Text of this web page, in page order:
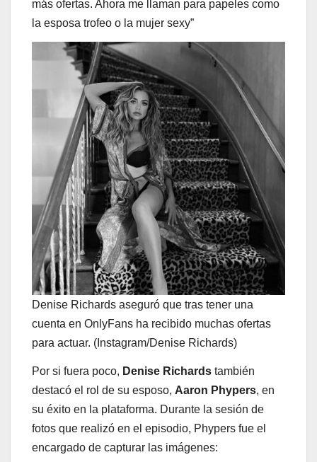
más ofertas. Ahora me llaman para papeles como
la esposa trofeo o la mujer sexy”
Denise Richards aseguró que tras tener una
cuenta en OnlyFans ha recibido muchas ofertas
para actuar. (Instagram/Denise Richards)
Por si fuera poco, Denise Richards también
destacó el rol de su esposo, Aaron Phypers, en
su éxito en la plataforma. Durante la sesión de
fotos que realizó en el episodio, Phypers fue el
encargado de capturar las imágenes: